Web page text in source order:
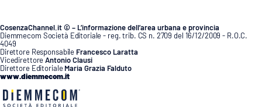
CosenzaChannel.it © – L’informazione dell’area urbana e provincia
Diemmecom Società Editoriale - reg. trib. CS n. 2709 del 16/12/2009 - R.O.C.
4049
Direttore Responsabile Francesco Laratta
VicedirettoreAntonio Clausi
Direttore Editoriale Maria Grazia Falduto
www.diemmecom.it